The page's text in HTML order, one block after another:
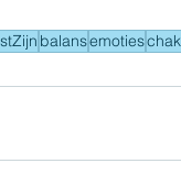
balansemoties